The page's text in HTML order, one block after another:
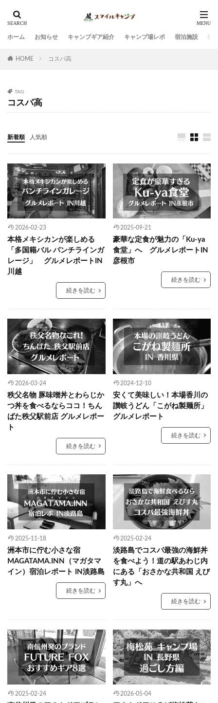
ホーム お知らせ キャンプギア紹介 キャンプ場レポ 宿泊施設 観
HOME コスパ高
TAG
コスパ高
新着順 人気順
2026-02-23
本格メキシカンが楽しめる
「多国籍バル パンチラインガ
レージ」 グルメレポートIN
川越
続きを読む
2025-09-21
豪華な定食が魅力の「Ku-ya
食堂」へ グルメレポートIN
彦根市
続きを読む
2026-03-24
秩父名物 豚味噌丼とわらじか
つ丼を食べるならココ！ちん
ばた秩父駅前店 グルメレポー
ト
続きを読む
2024-12-10
安くて美味しい！本場香川の
讃岐うどん「こがね製麺所」
グルメレポート
続きを読む
2025-11-18
洲本市に佇む小さな宿
MAGATAMA.INN（マガタマ
イン）宿泊レポート IN淡路島
続きを読む
2025-02-24
淡路島でコスパ最強の海鮮丼
を食べよう！道の駅あわじ内
にある「おさかな共和国 えび
す丸」へ
続きを読む
2025-02-24 2026-05-04